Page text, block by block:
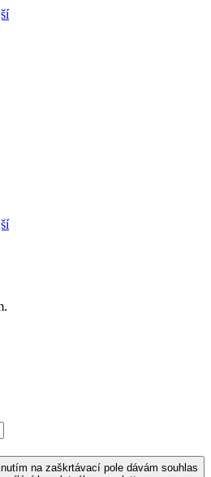
na zaškrtávací pole dávám souhlas